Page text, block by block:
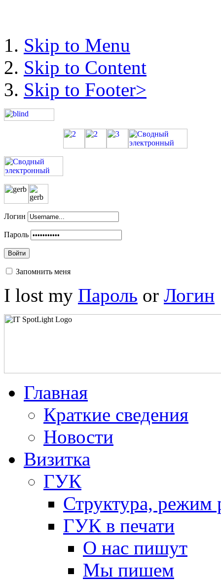
Skip to Menu
Skip to Content
Skip to Footer>
Логин
Пароль
Войти
Запомнить меня
I lost my Пароль or Логин
Главная
Краткие сведения
Новости
Визитка
ГУК
Структура, режим
ГУК в печати
О нас пишут
Мы пишем